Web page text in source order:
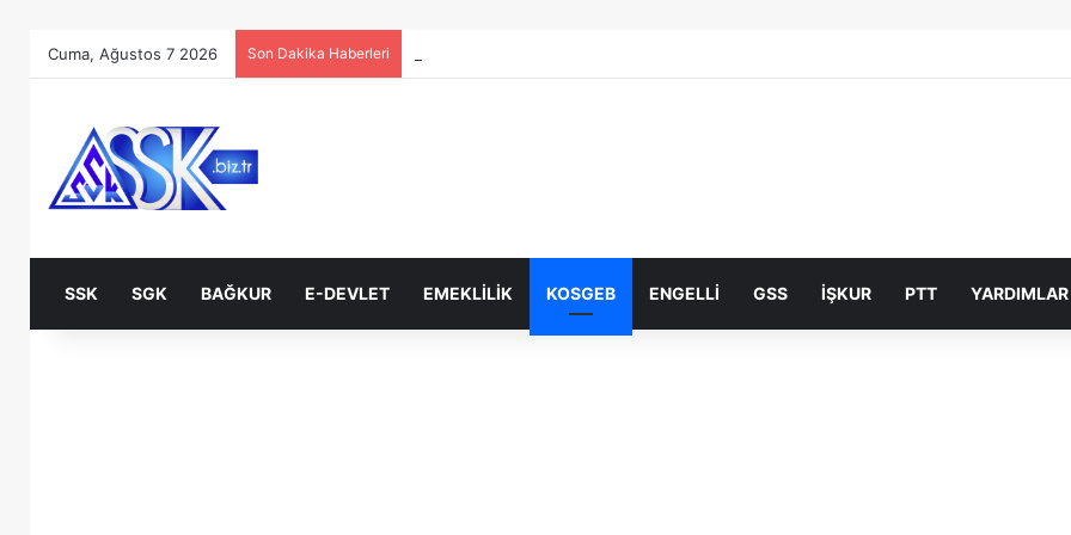
Cuma, Ağustos 7 2026 Son Dakika Haberleri
SSK SGK BAĞKUR E-DEVLET EMEKLILIK KOSGEB ENGELLI GSS İŞKUR PTT YARDIMLAR